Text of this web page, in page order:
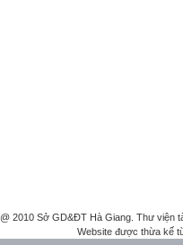
@ 2010 Sở GD&ĐT Hà Giang. Thư viện
Website được thừa kế